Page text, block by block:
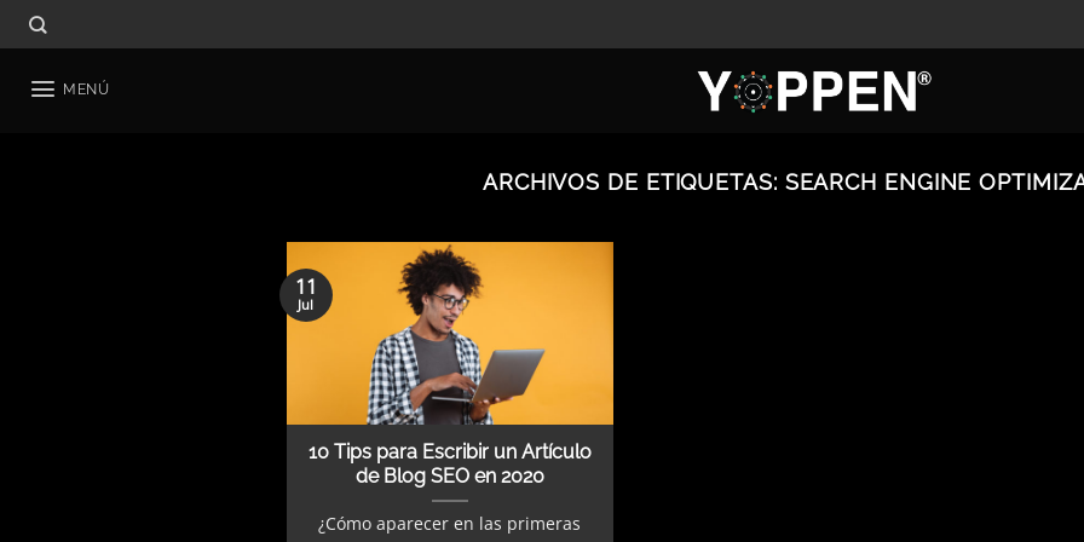
Saltar
al
MENÚ
ARCHIVOS DE ETIQUETAS: SEARCH ENGINE
10 Tips para Escribir un Artículo
de Blog SEO en 2020
¿Cómo aparecer en las primeras
11
Jul